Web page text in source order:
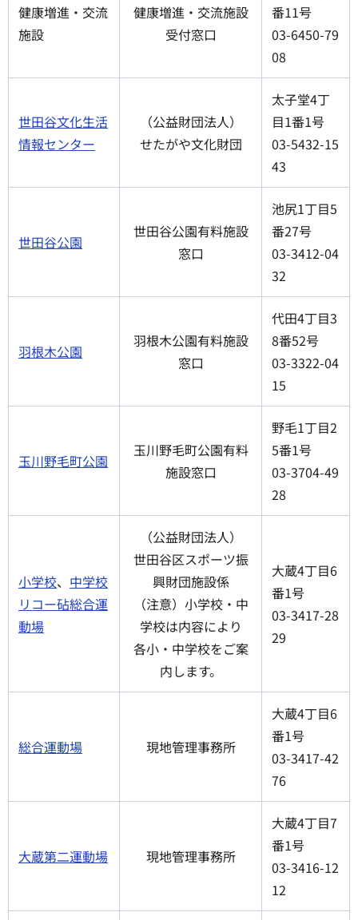
健康増進・交流
施設
健康増進・交流施設
受付窓口
番11号
03-6450-79
08
世田谷文化生活
情報センター
（公益財団法人）
せたがや文化財団
太子堂4丁
目1番1号
03-5432-15
43
世田谷公園
世田谷公園有料施設
窓口
池尻1丁目5
番27号
03-3412-04
32
羽根木公園
羽根木公園有料施設
窓口
代田4丁目3
8番52号
03-3322-04
15
玉川野毛町公園
玉川野毛町公園有料
施設窓口
野毛1丁目2
5番1号
03-3704-49
28
小学校、 中学校
リコー砧総合運
動場
（公益財団法人）
世田谷区スポーツ振
興財団施設係
（注意）小学校・中
学校は内容により
各小・中学校をご案
内します。
大蔵4丁目6
番1号
03-3417-28
29
総合運動場 現地管理事務所
大蔵4丁目6
番1号
03-3417-42
76
大蔵第二運動場 現地管理事務所
大蔵4丁目7
番1号
03-3416-12
12